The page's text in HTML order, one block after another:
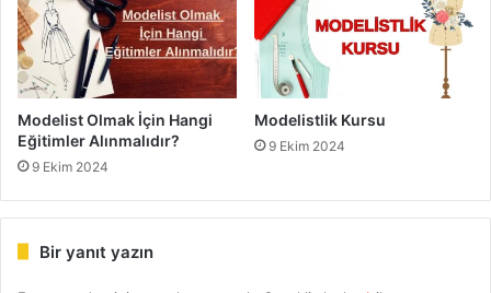
Modelist Olmak İçin Hangi
Eğitimler Alınmalıdır?
9 Ekim 2024
Modelistlik Kursu
9 Ekim 2024
Bir yanıt yazın